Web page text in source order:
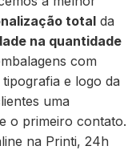
total da
na quantidade
com
e logo da
uma
o primeiro contato.
na Printi, 24h